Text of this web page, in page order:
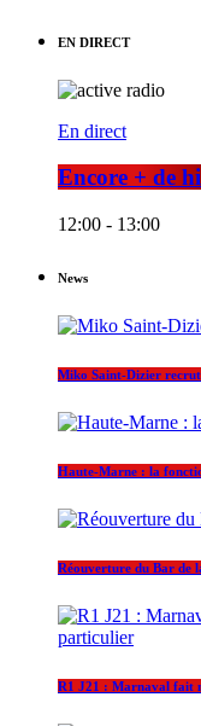
EN DIRECT
En direct
Encore + de
12:00 - 13:00
News
Miko Saint-Dizier
Haute-Marne : la
Réouverture du Bar de
R1 J21 : Marnaval fait